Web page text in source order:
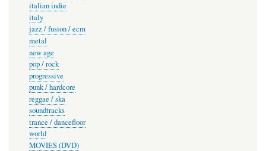
italian indie
italy
jazz / fusion / ecm
metal
new age
pop / rock
progressive
punk / hardcore
reggae / ska
soundtracks
trance / dancefloor
world
MOVIES (DVD)